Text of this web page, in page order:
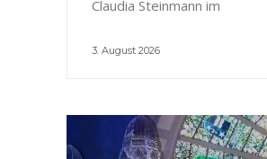
Claudia Steinmann im
3. August 2026